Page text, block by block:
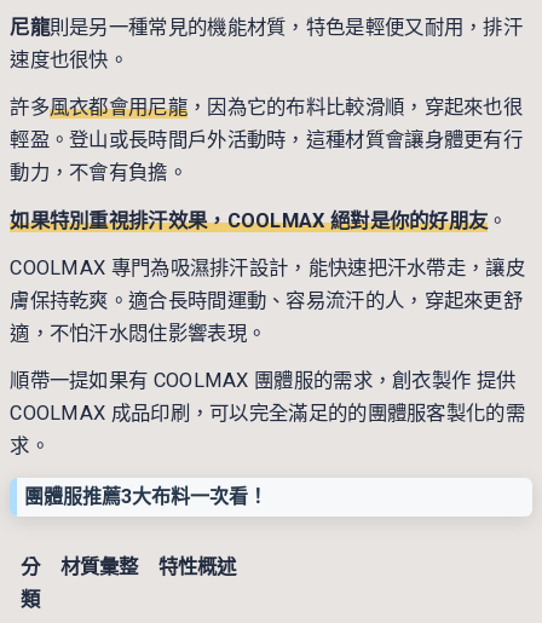
尼龍則是另一種常見的機能材質，特色是輕便又耐用，排汗
速度也很快。
許多風衣都會用尼龍，因為它的布料比較滑順，穿起來也很
輕盈。登山或長時間戶外活動時，這種材質會讓身體更有行
動力，不會有負擔。
如果特別重視排汗效果，COOLMAX 絕對是你的好朋友 。
COOLMAX 專門為吸濕排汗設計，能快速把汗水帶走，讓皮
膚保持乾爽。適合長時間運動、容易流汗的人，穿起來更舒
適，不怕汗水悶住影響表現。
順帶一提如果有 COOLMAX 團體服的需求，創衣製作 提供
COOLMAX 成品印刷，可以完全滿足的的團體服客製化的需
求。
團體服推薦3大布料一次看！
分
類
材質彙整 特性概述